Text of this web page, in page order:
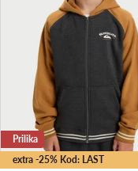
extra -25% Kod: LAST
Prilika